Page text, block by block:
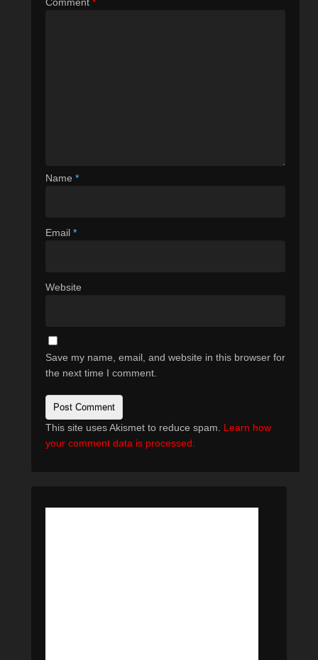
Comment *
Name *
Email *
Website
Save my name, email, and website in this browser for
the next time I comment.
This site uses Akismet to reduce spam. Learn how
your comment data is processed.